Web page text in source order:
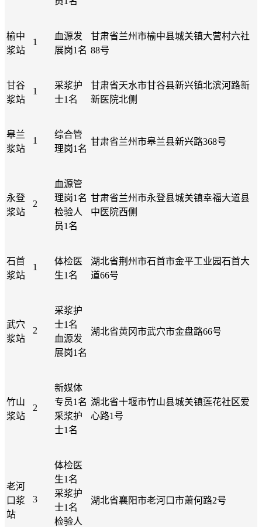
榆中
浆站
1
血源发
展岗1名
甘肃省兰州市榆中县城关镇大营村六社
88号
甘谷
浆站
1
采浆护
士1名
甘肃省天水市甘谷县新兴镇北滨河路新
新医院北侧
皋兰
浆站
1
综合管
理岗1名
甘肃省兰州市皋兰县新兴路368号
永登
浆站
2
血源管
理岗1名
检验人
员1名
甘肃省兰州市永登县城关镇幸福大道县
中医院西侧
石首
浆站
1
体检医
生1名
湖北省荆州市石首市金平工业园石首大
道66号
武穴
浆站
2
采浆护
士1名
血源发
展岗1名
湖北省黄冈市武穴市金盘路66号
竹山
浆站
2
新媒体
专员1名
采浆护
士1名
湖北省十堰市竹山县城关镇莲花社区爱
心路1号
老河
口浆
站
3
体检医
生1名
采浆护
士1名
检验人
湖北省襄阳市老河口市萧何路2号